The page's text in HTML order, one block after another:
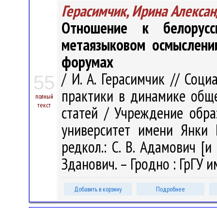
55
полный
текст
Герасимчик, Ирина
Отношение к
метаязыковом
форумах
/ И. А. Герасимчик //
практики в динамике
статей / Учреждение
университет имени
редкол.: С. В. Адамович
Зданович. – Гродно : ГрГУ
Добавить в корзину Подробнее